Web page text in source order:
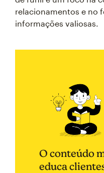
relacionamentos e no
informações valiosas.
O conteúdo
educa